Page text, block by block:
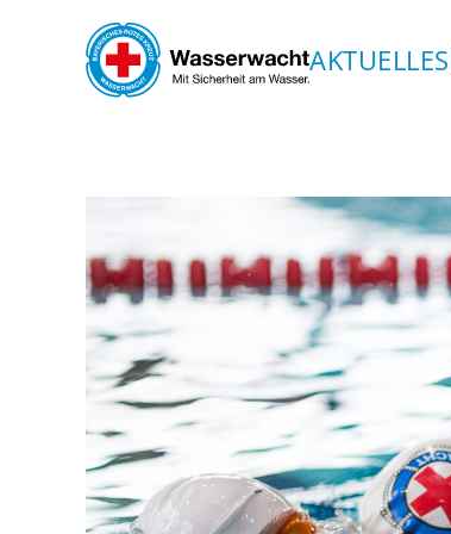
Skip to main content AKTUELLES